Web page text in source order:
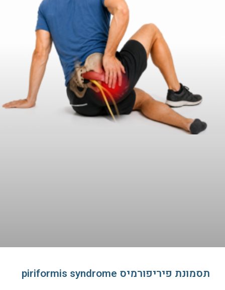
תסמונת פיריפורמיס piriformis syndrome